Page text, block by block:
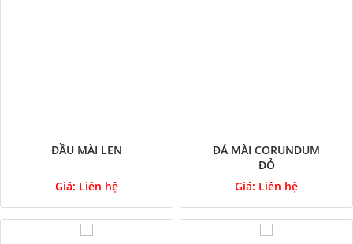
ĐẦU MÀI LEN
Giá: Liên hệ
ĐÁ MÀI CORUNDUM
ĐỎ
Giá: Liên hệ